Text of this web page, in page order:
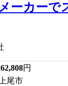
ーカーで
円
尾市